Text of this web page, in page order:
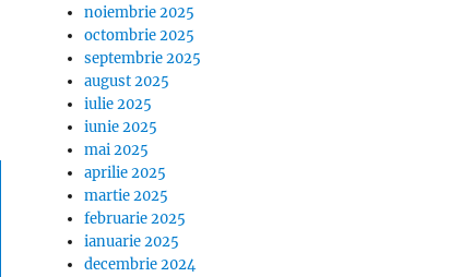
noiembrie 2025
octombrie 2025
septembrie 2025
august 2025
iulie 2025
iunie 2025
mai 2025
aprilie 2025
martie 2025
februarie 2025
ianuarie 2025
decembrie 2024